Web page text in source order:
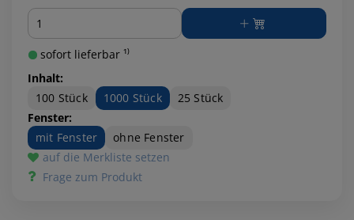
Menge
sofort lieferbar ¹⁾
Inhalt:
100 Stück
1000 Stück
25 Stück
Fenster:
mit Fenster
ohne Fenster
auf die Merkliste setzen
Frage zum Produkt